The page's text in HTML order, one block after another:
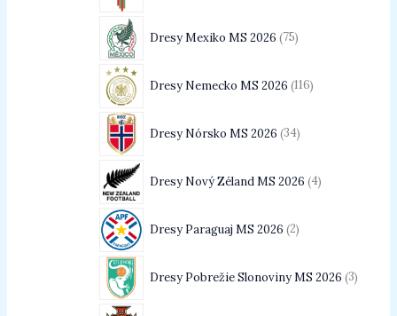
Dresy Mexiko MS 2026 75
Dresy Nemecko MS 2026 116
Dresy Nórsko MS 2026 34
Dresy Nový Zéland MS 2026 4
Dresy Paraguaj MS 2026 2
Dresy Pobrežie Slonoviny MS 2026 3